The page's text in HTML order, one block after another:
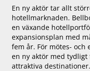
En ny aktör tar allt
hotellmarknaden.
en växande
expansionsplan med
fem år. För mötes-
en ny aktör med
attraktiva destinationer.